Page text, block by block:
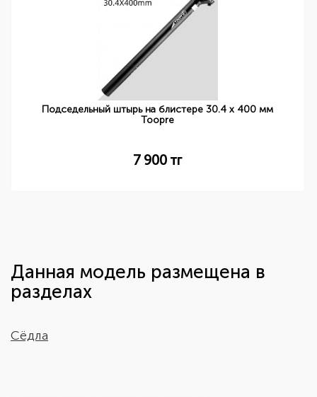
Подседельный штырь на блистере 30.4 х 400 мм
Toopre
7 900 тг
Данная модель размещена в
разделах
Сёдла